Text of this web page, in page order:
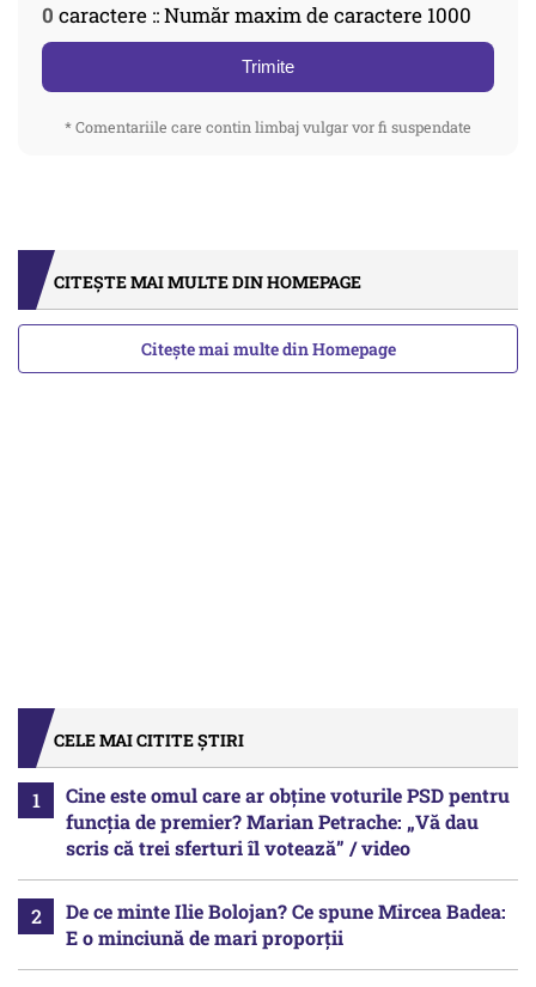
0 caractere :: Număr maxim de caractere 1000
Trimite
* Comentariile care contin limbaj vulgar vor fi suspendate
CITEȘTE MAI MULTE DIN HOMEPAGE
Citește mai multe din Homepage
CELE MAI CITITE ȘTIRI
Cine este omul care ar obține voturile PSD pentru
funcția de premier? Marian Petrache: „Vă dau
scris că trei sferturi îl votează” / video
De ce minte Ilie Bolojan? Ce spune Mircea Badea:
E o minciună de mari proporții